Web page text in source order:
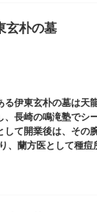
玄朴の墓
伊東玄朴の墓は天
、長崎の鳴滝塾でシ
して開業後は、その
、蘭方医として種
力し、明治4年（